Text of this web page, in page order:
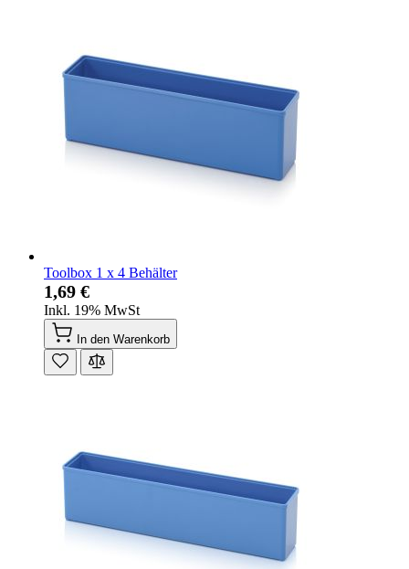
Toolbox 1 x 4 Behälter
1,69 €
Inkl. 19% MwSt
In den Warenkorb